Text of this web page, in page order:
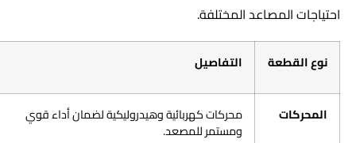
احتياجات المصاعد المختلفة.
نوع القطعة التفاصيل
المحركات محركات كهربائية وهيدروليكية لضمان أداء قوي
ومستمر للمصعد.